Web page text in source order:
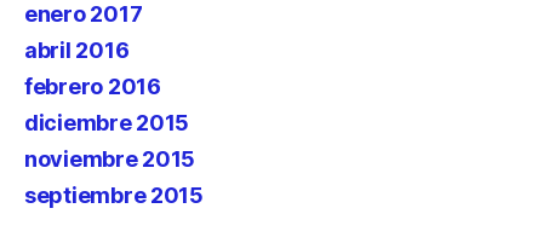
enero 2017
abril 2016
febrero 2016
diciembre 2015
noviembre 2015
septiembre 2015